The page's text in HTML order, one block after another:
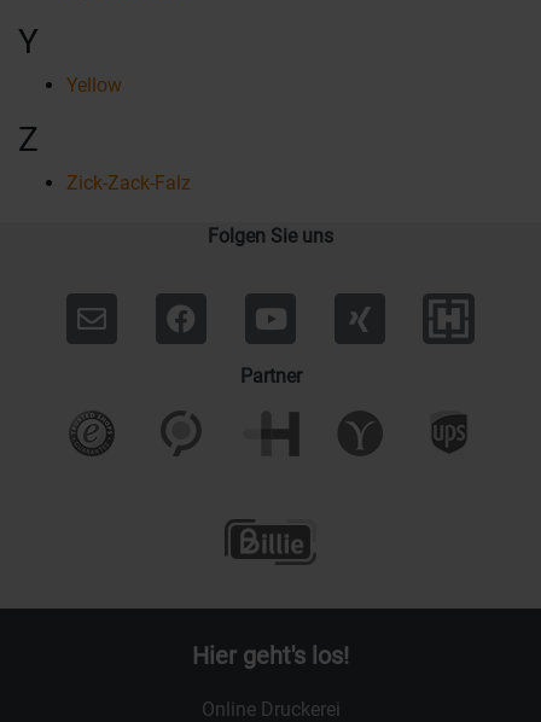
Y
Yellow
Z
Zick-Zack-Falz
Folgen Sie uns
Partner
Hier geht's los!
Online Druckerei